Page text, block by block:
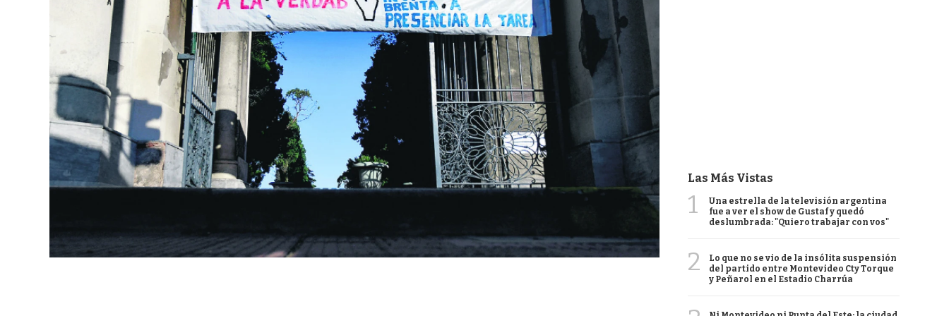
Las Más Vistas
1
Una estrella de la televisión argentina
fue a ver el show de Gustaf y quedó
deslumbrada: "Quiero trabajar con vos"
2
Lo que no se vio de la insólita suspensión
del partido entre Montevideo Cty Torque
y Peñarol en el Estadio Charrúa